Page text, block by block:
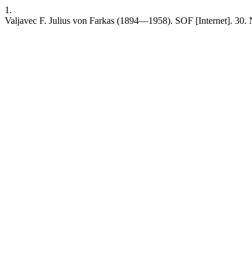
1.
Valjavec F. Julius von Farkas (1894—1958). SOF [Internet]. 30.